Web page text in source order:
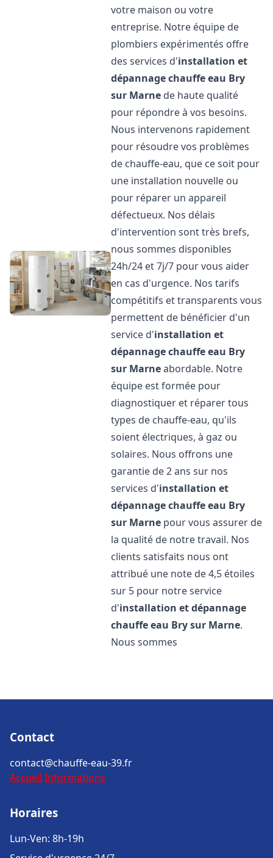
votre maison ou votre
entreprise. Notre équipe de
plombiers expérimentés offre
des services d'installation et
dépannage chauffe eau Bry
sur Marne de haute qualité
pour répondre à vos besoins.
Nous intervenons rapidement
pour résoudre vos problèmes
de chauffe-eau, que ce soit pour
une installation nouvelle ou
pour réparer un appareil
défectueux. Nos délais
d'intervention sont très brefs,
nous sommes disponibles
24h/24 et 7j/7 pour vous aider
en cas d'urgence. Nos tarifs
compétitifs et transparents vous
permettent de bénéficier d'un
service d'installation et
dépannage chauffe eau Bry
sur Marneabordable. Notre
équipe est formée pour
diagnostiquer et réparer tous
types de chauffe-eau, qu'ils
soient électriques, à gaz ou
solaires. Nous offrons une
garantie de 2 ans sur nos
services d'installation et
dépannage chauffe eau Bry
sur Marne pour vous assurer de
la qualité de notre travail. Nos
clients satisfaits nous ont
attribué une note de 4,5 étoiles
sur 5 pour notre service
d'installation et dépannage
chauffe eau Bry sur Marne.
Nous sommes
Contact
contact@chauffe-eau-39.fr
Accueil Informations
Horaires
Lun-Ven: 8h-19h